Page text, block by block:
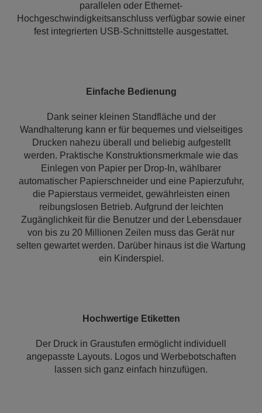
parallelen oder Ethernet-
Hochgeschwindigkeitsanschluss verfügbar sowie einer
fest integrierten USB-Schnittstelle ausgestattet.
Einfache Bedienung
Dank seiner kleinen Standfläche und der
Wandhalterung kann er für bequemes und vielseitiges
Drucken nahezu überall und beliebig aufgestellt
werden. Praktische Konstruktionsmerkmale wie das
Einlegen von Papier per Drop-In, wählbarer
automatischer Papierschneider und eine Papierzufuhr,
die Papierstaus vermeidet, gewährleisten einen
reibungslosen Betrieb. Aufgrund der leichten
Zugänglichkeit für die Benutzer und der Lebensdauer
von bis zu 20 Millionen Zeilen muss das Gerät nur
selten gewartet werden. Darüber hinaus ist die Wartung
ein Kinderspiel.
Hochwertige Etiketten
Der Druck in Graustufen ermöglicht individuell
angepasste Layouts. Logos und Werbebotschaften
lassen sich ganz einfach hinzufügen.